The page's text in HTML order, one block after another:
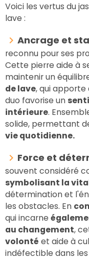
Voici les vertus du
lave :
Ancrage et
reconnu pour ses
Cette pierre aide à
maintenir un
de lave, qui
duo favorise un
intérieure.
solide, permettant
vie quotidienne.
Force et
souvent considéré
symbolisant la
détermination et
les obstacles. En
qui incarne
au changement,
volonté et aide à
indéfectible dans